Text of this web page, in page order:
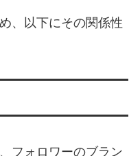
、以下にその関係性
フォロワーのブラン